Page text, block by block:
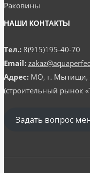
Раковины
НАШИ КОНТАКТЫ
Тел.: 8(915)195-40-70
Email:
Адрес: МО, г. Мытищи,
(строительный рынок
Задать вопрос